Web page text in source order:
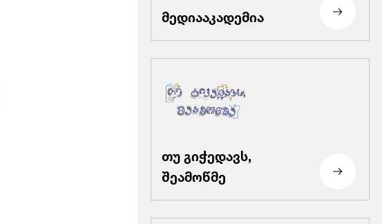
მედიააკადემია
თუ გიჭედავს,
შეამოწმე